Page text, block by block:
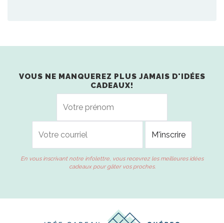
VOUS NE MANQUEREZ PLUS JAMAIS D'IDÉES
CADEAUX!
En vous inscrivant notre infolettre, vous recevrez les meilleures idées
cadeaux pour gâter vos proches.